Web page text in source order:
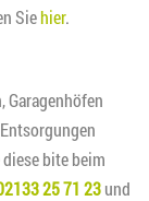
Siehier.
Garagenhöfen
bite beim
25 71 23und